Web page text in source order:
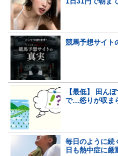
競馬予想サイト
【最低】 田ん
で…怒りが収ま
毎日のように続
日も熱中症に厳